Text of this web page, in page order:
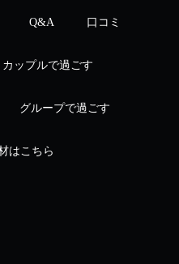
Q&A 口コミ
カップルで過ごす
グループで過ごす
はこちら